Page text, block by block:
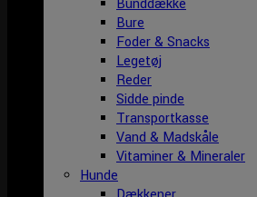
Bunddække
Bure
Foder & Snacks
Legetøj
Reder
Sidde pinde
Transportkasse
Vand & Madskåle
Vitaminer & Mineraler
Hunde